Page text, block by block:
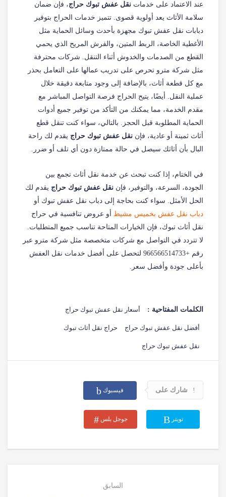
عند الاعتماد على خدمات نقل عفش تبوك حراج، فإن ضمان
سلامة الأثاث يعد أولوية قصوى. تتميز خدمات الحراج بتوفير
دبابات نقل عفش تبوك مجهزة بأحدث وسائل الحماية مثل
الأغطية الخاصة، الربط المتين، والفرش المريح الذي يحمي
القطع من الصدمات والخدوش أثناء التنقل. شركات محترفة
مثل شركة مترو تحرص على تدريب عمالها على التعامل بحذر
مع كل قطعة أثاث، بالإضافة إلى وجود متابعة دقيقة خلال
عملية النقل. أيضًا، يتيح الحراج فرصة التواصل المباشر مع
مقدم الخدمة، مما يمكنك من التأكد من توفير جميع أدوات
الحماية المطلوبة قبل الحجز. بالتالي، سواء كنت تنقل قطع
أثاث ثمينة أو عادية، فإن نقل عفش تبوك حراج يقدم لك راحة
البال بأن أثاثك سيصل في حالة ممتازة دون أي تلف أو ضرر.
في الختام، إذا كنت تبحث عن خدمة نقل أثاث تجمع بين
الجودة، السرعة، والتوفير، فإن نقل عفش تبوك حراج يقدم لك
الحل الأمثل. سواء كنت بحاجة إلى دباب نقل عفش تبوك أو
دباب نقل عفش بخميس مشيط أو عروض تنافسية في حراج
نقل أثاث تبوك، فإن الخيارات المتاحة تناسب جميع المتطلبات.
لا تتردد في التواصل مع شركات متخصصة مثل شركة مترو عبر
رقم +966566514733‎‏ لتحصل على أفضل خدمات نقل العفش
بأعلى جودة وأفضل سعر.
الكلمات المفتاحية : أسعار نقل عفش تبوك حراج
أفضل نقل عفش تبوك حراج حراج نقل أثاث تبوك
نقل عفش تبوك حراج
شارك على فيسبوك
تويتر جوجل بلس
السابق